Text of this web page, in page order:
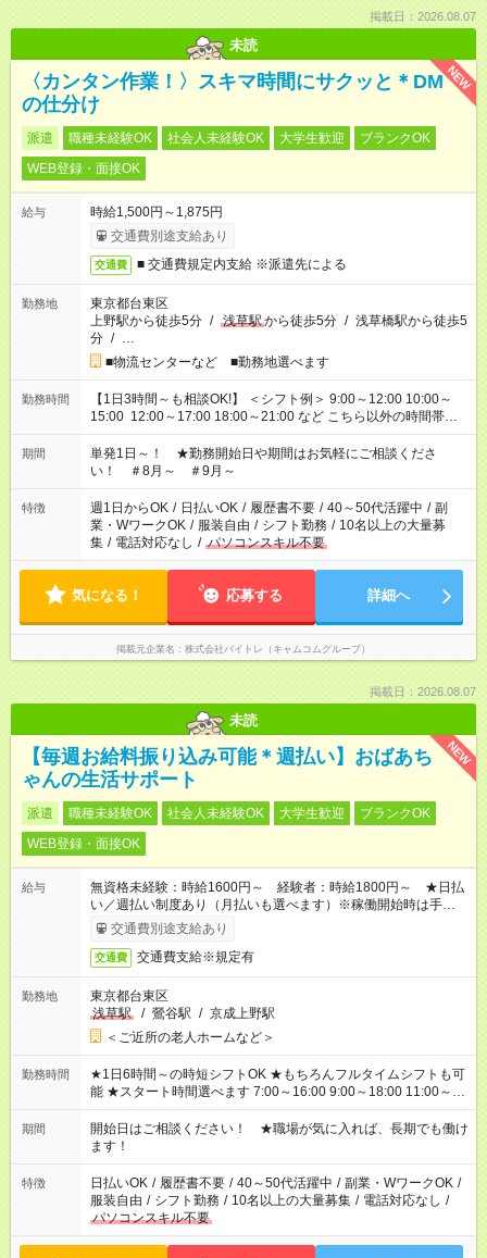
掲載日：2026.08.07
未読
NEW
〈カンタン作業！〉スキマ時間にサクッと＊DM
の仕分け
派遣 職種未経験OK 社会人未経験OK 大学生歓迎
ブランクOK
WEB登録・面接OK
給与
時給1,500円～1,875円
交通費別途支給あり
交通費 ■ 交通費規定内支給 ※派遣先による
勤務地
東京都台東区
上野駅から徒歩5分 / 浅草駅から徒歩5分 / 浅草橋駅から徒歩5
分 / …
■物流センターなど ■勤務地選べます
勤務時間
【1日3時間～も相談OK!】 ＜シフト例＞ 9:00～12:00 10:00～
15:00 12:00～17:00 18:00～21:00 など こちら以外の時間帯も
お気軽にご相談ください！
期間
単発1日～！ ★勤務開始日や期間はお気軽にご相談くださ
い！ ＃8月～ ＃9月～
特徴 週1日からOK / 日払いOK / 履歴書不要 / 40～50代活躍中 / 副
業・WワークOK / 服装自由 / シフト勤務 / 10名以上の大量募
集 / 電話対応なし / パソコンスキル不要
気になる！ 応募する 詳細へ
掲載元企業名 株式会社バイトレ（キャムコムグループ）
掲載日：2026.08.07
未読
NEW
【毎週お給料振り込み可能＊週払い】おばあち
ゃんの生活サポート
派遣 職種未経験OK 社会人未経験OK 大学生歓迎
ブランクOK
WEB登録・面接OK
給与
無資格未経験：時給1600円～ 経験者：時給1800円～ ★日払
い／週払い制度あり（月払いも選べます）※稼働開始時は手続き
完了次第のお支払いとなります。
交通費別途支給あり
交通費 交通費支給※規定有
勤務地
東京都台東区
浅草駅
/ 鶯谷駅 / 京成上野駅
＜ご近所の老人ホームなど＞
勤務時間
★1日6時間～の時短シフトOK ★もちろんフルタイムシフトも可
能 ★スタート時間選べます 7:00～16:00 9:00～18:00 11:00～
20:00 など 残業なし！ ※Wワークの場合、他のお仕事と合わせ
週40時間超の就業はご案内できません ※法令に基づき、週20時
間以上勤務は社会保険への加入対象となります ※労働者派遣法
（日雇い派遣の原則禁止）により、短時間・短期間の就業はご
案内が難しい場合があります
期間
開始日はご相談ください！ ★職場が気に入れば、長期でも働け
ます！
特徴 日払いOK / 履歴書不要 / 40～50代活躍中 / 副業・WワークOK /
服装自由 / シフト勤務 / 10名以上の大量募集 / 電話対応なし /
パソコンスキル不要